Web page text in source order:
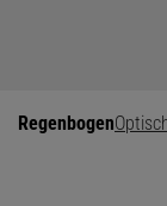
Regenbogen